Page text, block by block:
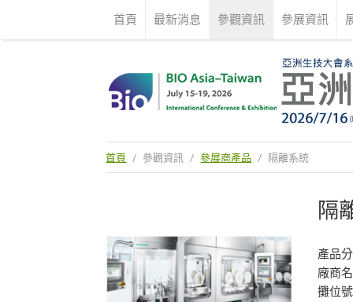
首頁 最新消息 參觀資訊 參展資訊
首頁 / 參觀資訊 / 參展商產品 / 隔離系統
隔
產品
廠商
攤位